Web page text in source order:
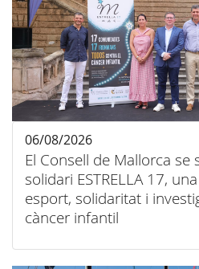
El Consell de Mallorca se
solidari ESTRELLA 17,
esport, solidaritat i
càncer infantil
06/08/2026